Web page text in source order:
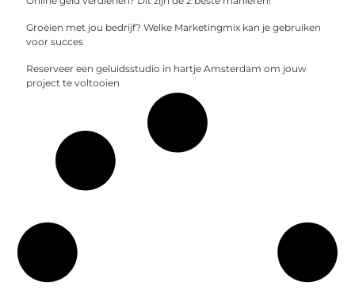
Groeien met jou bedrijf? Welke Marketingmix kan je gebruiken
voor succes
Reserveer een geluidsstudio in hartje Amsterdam om jouw
project te voltooien